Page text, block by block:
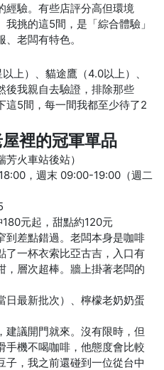
經驗。有些店評分高但環境
挑的這5間，是「綜合體驗」
老闆有特色。
上）、貓途鷹（4.0以上）、
後我親自去驗證，排除那些
這5間，每一間我都至少待了2
裡的冠軍單品
火車站後站）
，週末 09:00-19:00（週二
元起，甜點約120元
到差點錯過。老闆本身是咖啡
了一杯衣索比亞古吉，入口有
，層次超棒。牆上掛著老闆的
日最新批次）、檸檬老奶奶蛋
建議開門就來。沒有限時，但
手機不喝咖啡，他態度會比較
子，我之前還碰到一位從台中